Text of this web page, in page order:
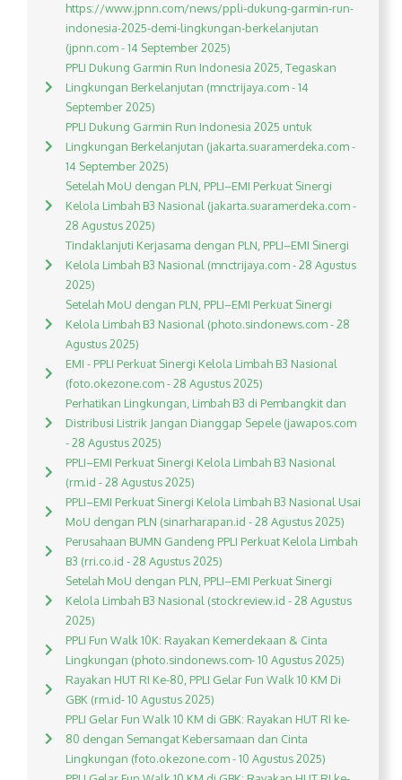
https://www.jpnn.com/news/ppli-dukung-garmin-run-
indonesia-2025-demi-lingkungan-berkelanjutan
(jpnn.com - 14 September 2025)
PPLI Dukung Garmin Run Indonesia 2025, Tegaskan
Lingkungan Berkelanjutan (mnctrijaya.com - 14
September 2025)
PPLI Dukung Garmin Run Indonesia 2025 untuk
Lingkungan Berkelanjutan (jakarta.suaramerdeka.com -
14 September 2025)
Setelah MoU dengan PLN, PPLI–EMI Perkuat Sinergi
Kelola Limbah B3 Nasional (jakarta.suaramerdeka.com -
28 Agustus 2025)
Tindaklanjuti Kerjasama dengan PLN, PPLI–EMI Sinergi
Kelola Limbah B3 Nasional (mnctrijaya.com - 28 Agustus
2025)
Setelah MoU dengan PLN, PPLI–EMI Perkuat Sinergi
Kelola Limbah B3 Nasional (photo.sindonews.com - 28
Agustus 2025)
EMI - PPLI Perkuat Sinergi Kelola Limbah B3 Nasional
(foto.okezone.com - 28 Agustus 2025)
Perhatikan Lingkungan, Limbah B3 di Pembangkit dan
Distribusi Listrik Jangan Dianggap Sepele (jawapos.com
- 28 Agustus 2025)
PPLI–EMI Perkuat Sinergi Kelola Limbah B3 Nasional
(rm.id - 28 Agustus 2025)
PPLI–EMI Perkuat Sinergi Kelola Limbah B3 Nasional Usai
MoU dengan PLN (sinarharapan.id - 28 Agustus 2025)
Perusahaan BUMN Gandeng PPLI Perkuat Kelola Limbah
B3 (rri.co.id - 28 Agustus 2025)
Setelah MoU dengan PLN, PPLI–EMI Perkuat Sinergi
Kelola Limbah B3 Nasional (stockreview.id - 28 Agustus
2025)
PPLI Fun Walk 10K: Rayakan Kemerdekaan & Cinta
Lingkungan (photo.sindonews.com- 10 Agustus 2025)
Rayakan HUT RI Ke-80, PPLI Gelar Fun Walk 10 KM Di
GBK (rm.id- 10 Agustus 2025)
PPLI Gelar Fun Walk 10 KM di GBK: Rayakan HUT RI ke-
80 dengan Semangat Kebersamaan dan Cinta
Lingkungan (foto.okezone.com - 10 Agustus 2025)